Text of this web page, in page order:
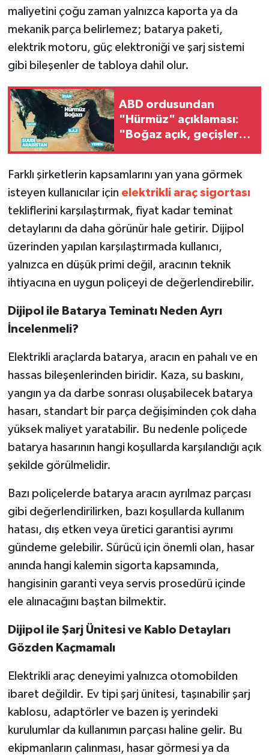
maliyetini çoğu zaman yalnızca kaporta ya da
mekanik parça belirlemez; batarya paketi,
elektrik motoru, güç elektroniği ve şarj sistemi
gibi bileşenler de tabloya dahil olur.
ABD ordusundan
"Hürmüz" açıklaması:
"Boğaz açık, geçişler
Farklı şirketlerin kapsamlarını yan yana görmek
isteyen kullanıcılar için elektrikli araç sigortası
tekliflerini karşılaştırmak, fiyat kadar teminat
detaylarını da daha görünür hale getirir. Dijipol
üzerinden yapılan karşılaştırmada kullanıcı,
yalnızca en düşük primi değil, aracının teknik
ihtiyacına en uygun poliçeyi de değerlendirebilir.
Dijipol ile Batarya Teminatı Neden Ayrı
İncelenmeli?
Elektrikli araçlarda batarya, aracın en pahalı ve en
hassas bileşenlerinden biridir. Kaza, su baskını,
yangın ya da darbe sonrası oluşabilecek batarya
hasarı, standart bir parça değişiminden çok daha
yüksek maliyet yaratabilir. Bu nedenle poliçede
batarya hasarının hangi koşullarda karşılandığı açık
şekilde görülmelidir.
Bazı poliçelerde batarya aracın ayrılmaz parçası
gibi değerlendirilirken, bazı koşullarda kullanım
hatası, dış etken veya üretici garantisi ayrımı
gündeme gelebilir. Sürücü için önemli olan, hasar
anında hangi kalemin sigorta kapsamında,
hangisinin garanti veya servis prosedürü içinde
ele alınacağını baştan bilmektir.
Dijipol ile Şarj Ünitesi ve Kablo Detayları
Gözden Kaçmamalı
Elektrikli araç deneyimi yalnızca otomobilden
ibaret değildir. Ev tipi şarj ünitesi, taşınabilir şarj
kablosu, adaptörler ve bazen iş yerindeki
kurulumlar da kullanımın parçası haline gelir. Bu
ekipmanların çalınması, hasar görmesi ya da